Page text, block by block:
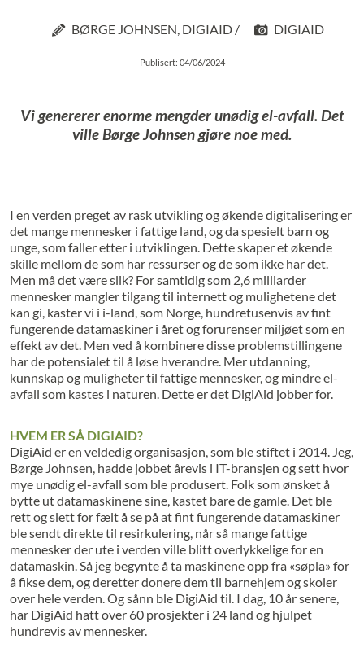
BØRGE JOHNSEN, DIGIAID / DIGIAID
Publisert: 04/06/2024
Vi genererer enorme mengder unødig el-avfall. Det
ville Børge Johnsen gjøre noe med.
I en verden preget av rask utvikling og økende digitalisering er
det mange mennesker i fattige land, og da spesielt barn og
unge, som faller etter i utviklingen. Dette skaper et økende
skille mellom de som har ressurser og de som ikke har det.
Men må det være slik? For samtidig som 2,6 milliarder
mennesker mangler tilgang til internett og mulighetene det
kan gi, kaster vi i i-land, som Norge, hundretusenvis av fint
fungerende datamaskiner i året og forurenser miljøet som en
effekt av det. Men ved å kombinere disse problemstillingene
har de potensialet til å løse hverandre. Mer utdanning,
kunnskap og muligheter til fattige mennesker, og mindre el-
avfall som kastes i naturen. Dette er det DigiAid jobber for.
HVEM ER SÅ DIGIAID?
DigiAid er en veldedig organisasjon, som ble stiftet i 2014. Jeg,
Børge Johnsen, hadde jobbet årevis i IT-bransjen og sett hvor
mye unødig el-avfall som ble produsert. Folk som ønsket å
bytte ut datamaskinene sine, kastet bare de gamle. Det ble
rett og slett for fælt å se på at fint fungerende datamaskiner
ble sendt direkte til resirkulering, når så mange fattige
mennesker der ute i verden ville blitt overlykkelige for en
datamaskin. Så jeg begynte å ta maskinene opp fra «søpla» for
å fikse dem, og deretter donere dem til barnehjem og skoler
over hele verden. Og sånn ble DigiAid til. I dag, 10 år senere,
har DigiAid hatt over 60 prosjekter i 24 land og hjulpet
hundrevis av mennesker.